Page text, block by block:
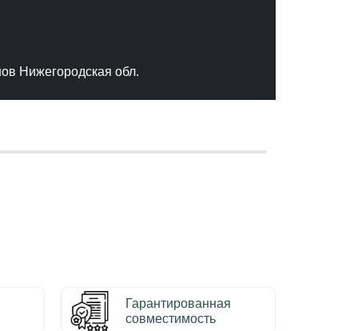
Нижегородская обл.
Гарантированная
совместимость